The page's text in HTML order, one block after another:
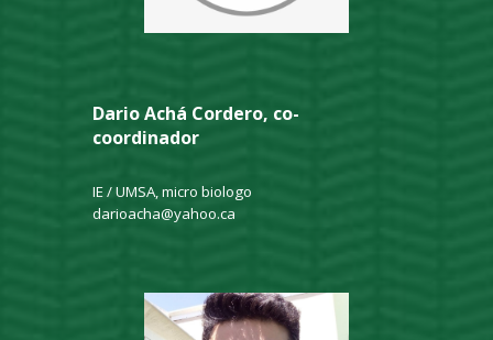
Dario Achá Cordero, co-
coordinador
IE / UMSA, micro biologo
darioacha@yahoo.ca